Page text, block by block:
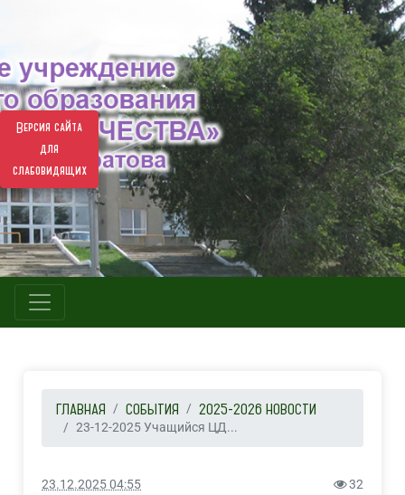
Версия сайта
для
слабовидящих
ГЛАВНАЯ СОБЫТИЯ 2025-2026 НОВОСТИ
23-12-2025 Учащийся ЦД...
23.12.2025 04:55 32